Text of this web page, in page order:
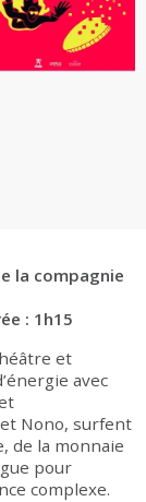
la compagnie
: 1h15
et
avec
Nono, surfent
de la monnaie
pour
complexe.